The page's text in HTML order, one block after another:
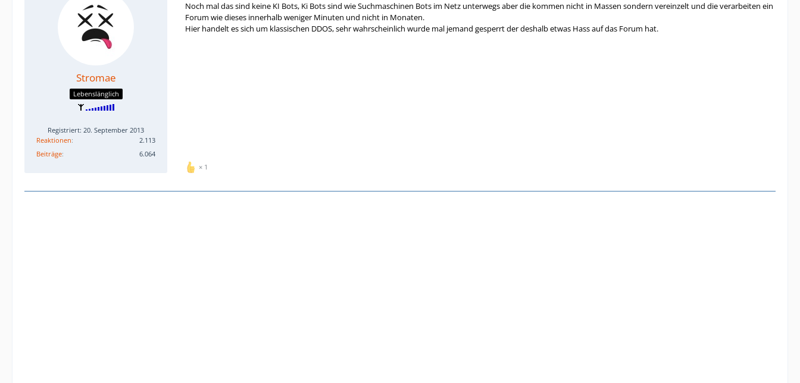
Stromae
Lebenslänglich
Registriert: 20. September 2013
Reaktionen
2.113
Beiträge
6.064
Noch mal das sind keine KI Bots, Ki Bots sind wie Suchmaschinen Bots im Netz unterwegs aber die kommen nicht in Massen sondern vereinzelt und die verarbeiten ein
Forum wie dieses innerhalb weniger Minuten und nicht in Monaten.
Hier handelt es sich um klassischen DDOS, sehr wahrscheinlich wurde mal jemand gesperrt der deshalb etwas Hass auf das Forum hat.
1